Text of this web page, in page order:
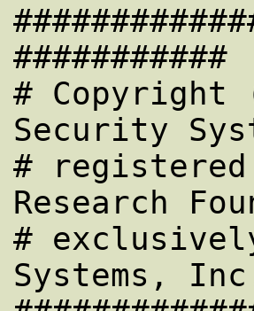
###########
# Copyright
Security
# registered
Research
#
Systems,